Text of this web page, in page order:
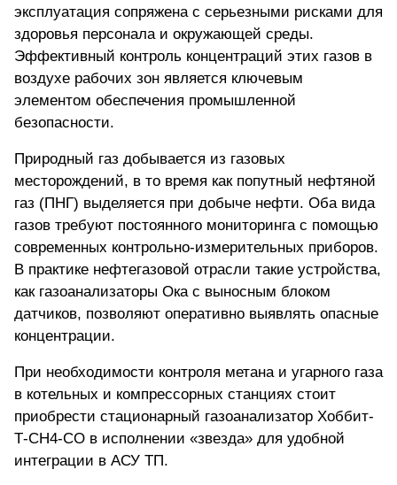
эксплуатация сопряжена с серьезными рисками для
здоровья персонала и окружающей среды.
Эффективный контроль концентраций этих газов в
воздухе рабочих зон является ключевым
элементом обеспечения промышленной
безопасности.
Природный газ добывается из газовых
месторождений, в то время как попутный нефтяной
газ (ПНГ) выделяется при добыче нефти. Оба вида
газов требуют постоянного мониторинга с помощью
современных контрольно-измерительных приборов.
В практике нефтегазовой отрасли такие устройства,
как газоанализаторы Ока с выносным блоком
датчиков, позволяют оперативно выявлять опасные
концентрации.
При необходимости контроля метана и угарного газа
в котельных и компрессорных станциях стоит
приобрести стационарный газоанализатор Хоббит-
Т-CH4-CO в исполнении «звезда» для удобной
интеграции в АСУ ТП.